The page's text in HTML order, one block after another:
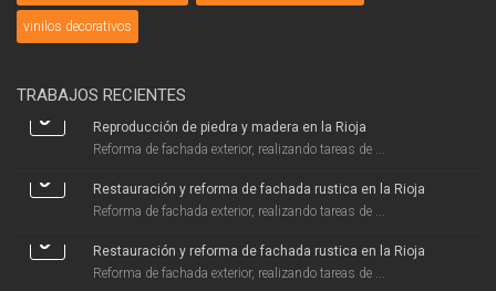
vinilos decorativos
TRABAJOS RECIENTES
Reproducción de piedra y madera en la Rioja
Reforma de fachada exterior, realizando tareas de ...
Restauración y reforma de fachada rustica en la Rioja
Reforma de fachada exterior, realizando tareas de ...
Restauración y reforma de fachada rustica en la Rioja
Reforma de fachada exterior, realizando tareas de ...